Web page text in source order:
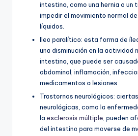
intestino, como una hernia o un
impedir el movimiento normal
líquidos.
Ileo paralítico: esta forma de
una disminución en la actividad
intestino, que puede ser
abdominal, inflamación,
medicamentos o lesiones.
Trastornos neurológicos:
neurológicas, como la
la esclerosis múltiple, pueden
del intestino para moverse de